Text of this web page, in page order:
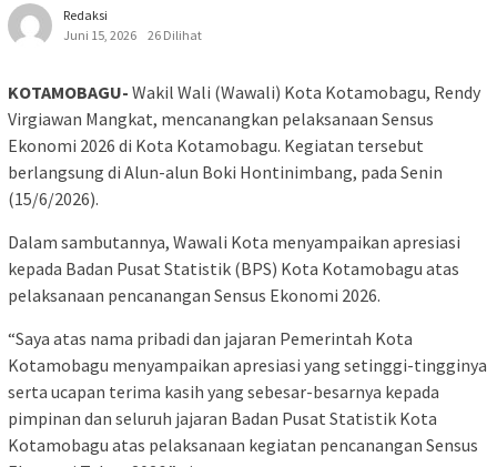
Redaksi
Juni 15, 2026
26 Dilihat
KOTAMOBAGU- Wakil Wali (Wawali) Kota Kotamobagu, Rendy
Virgiawan Mangkat, mencanangkan pelaksanaan Sensus
Ekonomi 2026 di Kota Kotamobagu. Kegiatan tersebut
berlangsung di Alun-alun Boki Hontinimbang, pada Senin
(15/6/2026).
Dalam sambutannya, Wawali Kota menyampaikan apresiasi
kepada Badan Pusat Statistik (BPS) Kota Kotamobagu atas
pelaksanaan pencanangan Sensus Ekonomi 2026.
“Saya atas nama pribadi dan jajaran Pemerintah Kota
Kotamobagu menyampaikan apresiasi yang setinggi-tingginya
serta ucapan terima kasih yang sebesar-besarnya kepada
pimpinan dan seluruh jajaran Badan Pusat Statistik Kota
Kotamobagu atas pelaksanaan kegiatan pencanangan Sensus